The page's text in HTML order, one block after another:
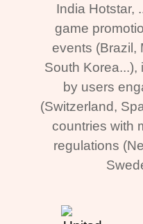
India Hotstar,
game
events (Brazil,
South Korea...),
by users
(Switzerland,
countries with
regulations